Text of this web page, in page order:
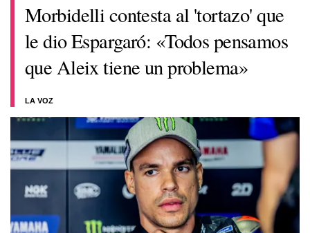
Morbidelli contesta al 'tortazo' que
le dio Espargaró: «Todos pensamos
que Aleix tiene un problema»
LA VOZ